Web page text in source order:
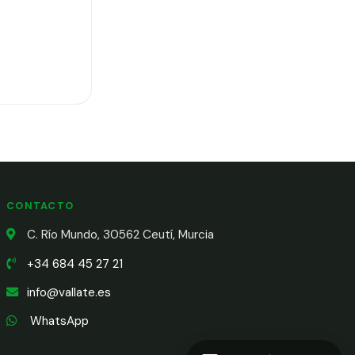
CONTACTO
C. Río Mundo, 30562 Ceutí, Murcia
+34 684 45 27 21
info@vallate.es
WhatsApp